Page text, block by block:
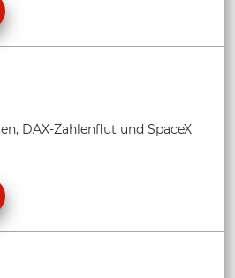
DAX-Zahlenflut und SpaceX